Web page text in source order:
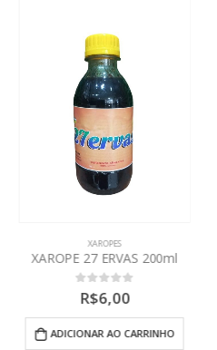
XAROPES
XAROPE 27 ERVAS 200ml
out of 5
R$6,00
ADICIONAR AO CARRINHO